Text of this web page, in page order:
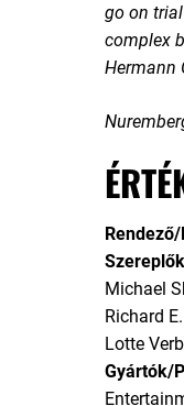
go on
complex
Hermann
Michael
Richard
Lotte
Gyártók/